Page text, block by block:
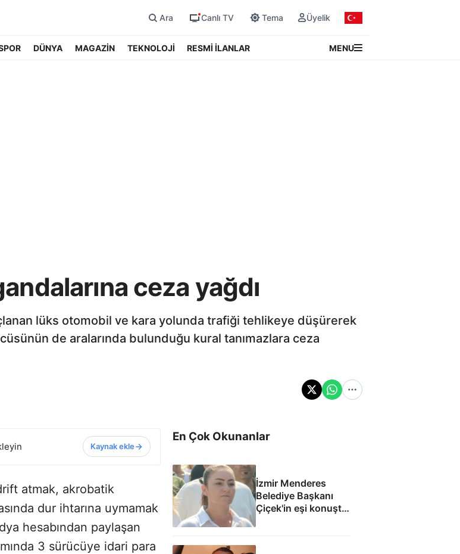
Ara Canlı TV Tema Üyelik
DÜNYA MAGAZİN TEKNOLOJİ RESMİ İLANLAR MENU
ceza yağdı
lüks otomobil ve kara yolunda trafiği tehlikeye düşürerek
de aralarında bulunduğu kural tanımazlara ceza
Kaynak ekle
atmak, akrobatik
dur ihtarına uymamak
hesabından paylaşan
3 sürücüye idari para
En Çok Okunanlar
İzmir Menderes
Belediye Başkanı
Çiçek'in eşi konuştu: